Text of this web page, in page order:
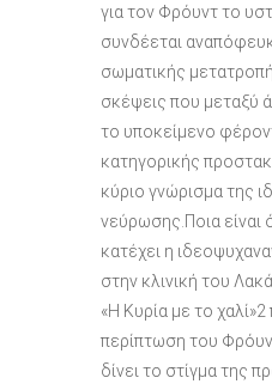
για τον Φρόυντ το
συνδέεται
σωματικής
σκέψεις που μεταξύ
το υποκείμενο
κατηγορικής
κύριο γνώρισμα της
νεύρωσης.Ποια
κατέχει η
στην κλινική του
«Η Κυρία με το χαλί»2
περίπτωση του
δίνει το στίγμα της